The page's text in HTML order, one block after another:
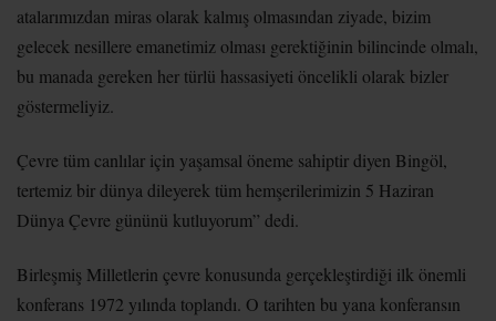
atalarımızdan miras olarak kalmış olmasından ziyade, bizim
gelecek nesillere emanetimiz olması gerektiğinin bilincinde olmalı,
bu manada gereken her türlü hassasiyeti öncelikli olarak bizler
göstermeliyiz.
Çevre tüm canlılar için yaşamsal öneme sahiptir diyen Bingöl,
tertemiz bir dünya dileyerek tüm hemşerilerimizin 5 Haziran
Dünya Çevre gününü kutluyorum” dedi.
Birleşmiş Milletlerin çevre konusunda gerçekleştirdiği ilk önemli
konferans 1972 yılında toplandı. O tarihten bu yana konferansın